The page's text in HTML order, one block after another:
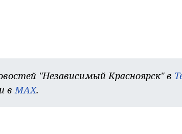
"Независимый Красноярск" в
и вMAX.